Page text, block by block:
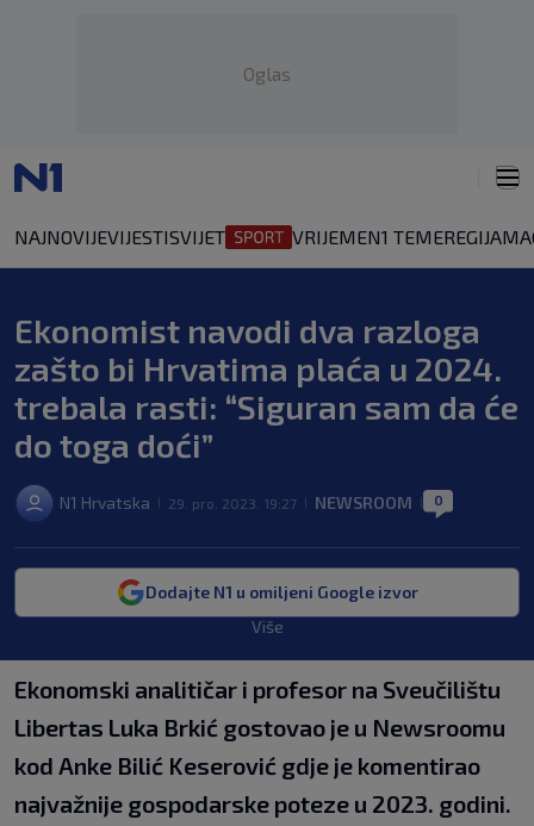
Oglas
NAJNOVIJEVIJESTISVIJET VRIJEMEN1 TEMEREGIJA
Ekonomist navodi dva razloga
zašto bi Hrvatima plaća u 2024.
trebala rasti: “Siguran sam da će
do toga doći”
N1 Hrvatska 29. pro. 2023. 19:27 NEWSROOM 0
Dodajte N1 u omiljeni Google izvor
Više
Ekonomski analitičar i profesor na Sveučilištu
Libertas Luka Brkić gostovao je u Newsroomu
kod Anke Bilić Keserović gdje je komentirao
najvažnije gospodarske poteze u 2023. godini.